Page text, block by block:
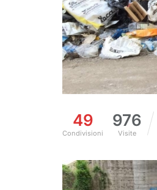
49
Condivisioni
976
Visite